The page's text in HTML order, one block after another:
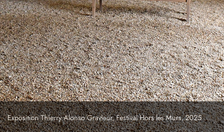
Exposition Thierry Alonso Gravleur, Festival Hors les Murs, 2025